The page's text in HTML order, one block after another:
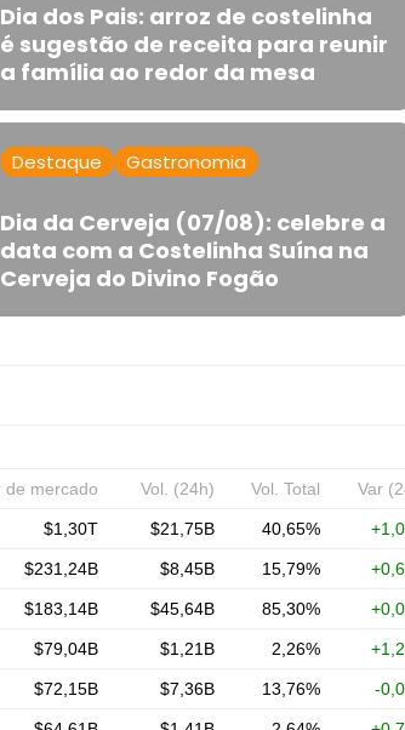
Dia dos Pais: arroz de costelinha
é sugestão de receita para reunir
a família ao redor da mesa
Destaque Gastronomia
Dia da Cerveja (07/08): celebre a
data com a Costelinha Suína na
Cerveja do Divino Fogão